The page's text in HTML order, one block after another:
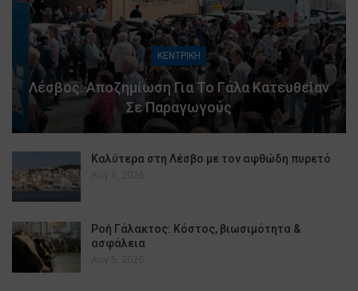
ΚΕΝΤΡΙΚΗ
Λέσβος: Αποζημίωση Για Το Γάλα Κατευθείαν
Σε Παραγωγούς
Καλύτερα στη Λέσβο με τον αφθώδη πυρετό
Αυγ 6, 2026
Ροή Γάλακτος: Κόστος, βιωσιμότητα &
ασφάλεια
Αυγ 5, 2026